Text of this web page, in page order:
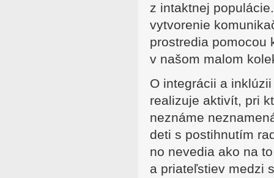
z intaktnej
vytvorenie
prostredia pomocou
v našom malom
O integrácii a
realizuje aktivít, pri
neznáme
deti s postihnutím
no nevedia ako na
a priateľstiev medzi